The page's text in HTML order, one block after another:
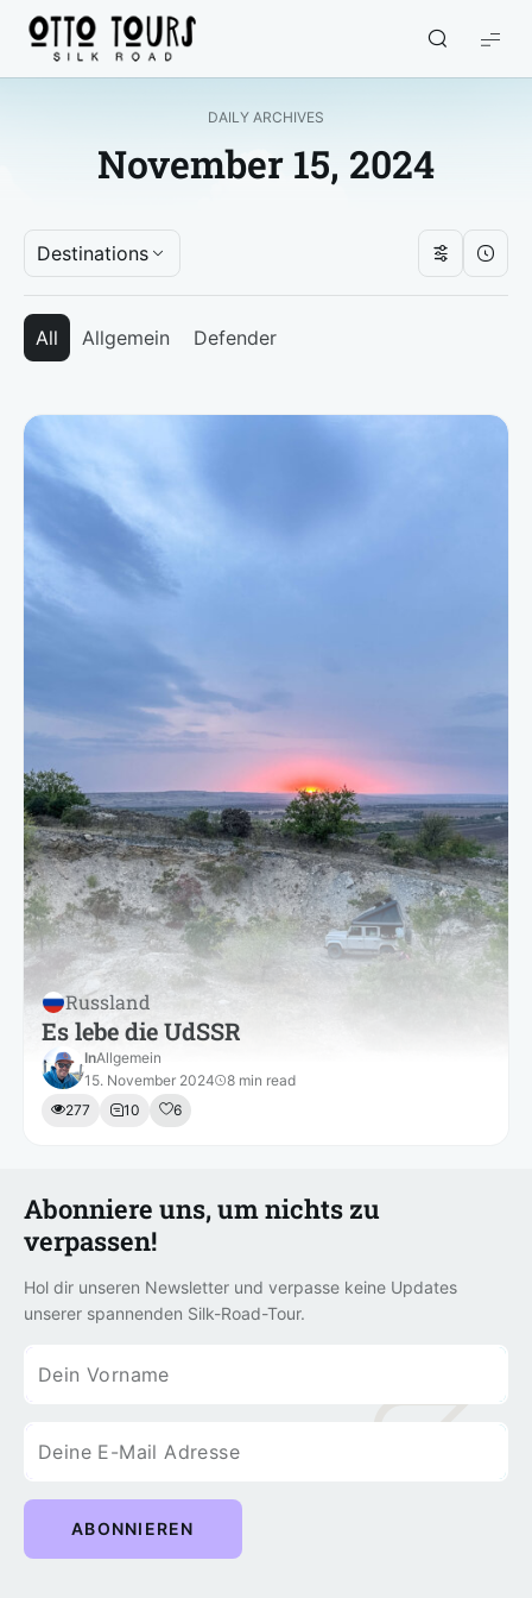
Otto
Tours
DAILY ARCHIVES
November 15, 2024
Destinations
All Allgemein Defender
Russland
Es lebe die UdSSR
InAllgemein
15. November 2024
8 min read
277
10 6
Abonniere uns, um nichts zu
verpassen!
Hol dir unseren Newsletter und verpasse keine Updates
unserer spannenden Silk-Road-Tour.